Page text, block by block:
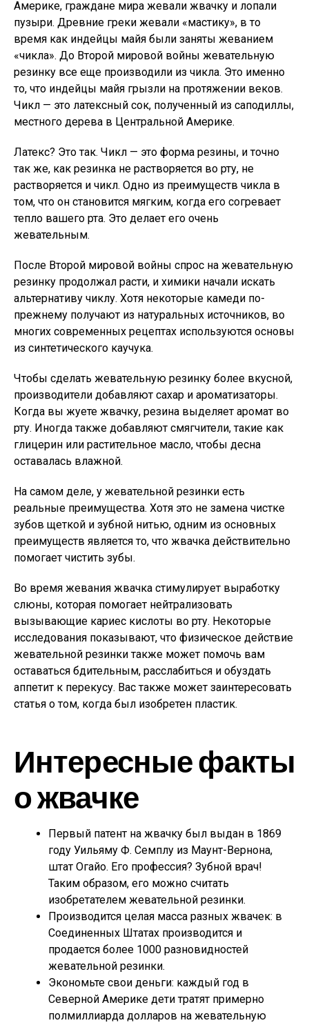
Америке, граждане мира жевали жвачку и лопали
пузыри. Древние греки жевали «мастику», в то
время как индейцы майя были заняты жеванием
«чикла». До Второй мировой войны жевательную
резинку все еще производили из чикла. Это именно
то, что индейцы майя грызли на протяжении веков.
Чикл — это латексный сок, полученный из саподиллы,
местного дерева в Центральной Америке.
Латекс? Это так. Чикл — это форма резины, и точно
так же, как резинка не растворяется во рту, не
растворяется и чикл. Одно из преимуществ чикла в
том, что он становится мягким, когда его согревает
тепло вашего рта. Это делает его очень
жевательным.
После Второй мировой войны спрос на жевательную
резинку продолжал расти, и химики начали искать
альтернативу чиклу. Хотя некоторые камеди по-
прежнему получают из натуральных источников, во
многих современных рецептах используются основы
из синтетического каучука.
Чтобы сделать жевательную резинку более вкусной,
производители добавляют сахар и ароматизаторы.
Когда вы жуете жвачку, резина выделяет аромат во
рту. Иногда также добавляют смягчители, такие как
глицерин или растительное масло, чтобы десна
оставалась влажной.
На самом деле, у жевательной резинки есть
реальные преимущества. Хотя это не замена чистке
зубов щеткой и зубной нитью, одним из основных
преимуществ является то, что жвачка действительно
помогает чистить зубы.
Во время жевания жвачка стимулирует выработку
слюны, которая помогает нейтрализовать
вызывающие кариес кислоты во рту. Некоторые
исследования показывают, что физическое действие
жевательной резинки также может помочь вам
оставаться бдительным, расслабиться и обуздать
аппетит к перекусу. Вас также может заинтересовать
статья о том, когда был изобретен пластик.
Интересные факты
о жвачке
Первый патент на жвачку был выдан в 1869
году Уильяму Ф. Семплу из Маунт-Вернона,
штат Огайо. Его профессия? Зубной врач!
Таким образом, его можно считать
изобретателем жевательной резинки.
Производится целая масса разных жвачек: в
Соединенных Штатах производится и
продается более 1000 разновидностей
жевательной резинки.
Экономьте свои деньги: каждый год в
Северной Америке дети тратят примерно
полмиллиарда долларов на жевательную